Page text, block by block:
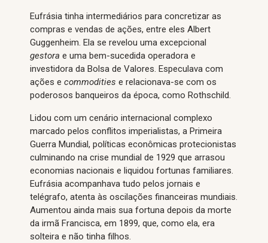
Eufrásia tinha intermediários para concretizar as
compras e vendas de ações, entre eles Albert
Guggenheim. Ela se revelou uma excepcional
gestora e uma bem-sucedida operadora e
investidora da Bolsa de Valores. Especulava com
ações e commodities e relacionava-se com os
poderosos banqueiros da época, como Rothschild.
Lidou com um cenário internacional complexo
marcado pelos conflitos imperialistas, a Primeira
Guerra Mundial, políticas econômicas protecionistas
culminando na crise mundial de 1929 que arrasou
economias nacionais e liquidou fortunas familiares.
Eufrásia acompanhava tudo pelos jornais e
telégrafo, atenta às oscilações financeiras mundiais.
Aumentou ainda mais sua fortuna depois da morte
da irmã Francisca, em 1899, que, como ela, era
solteira e não tinha filhos.